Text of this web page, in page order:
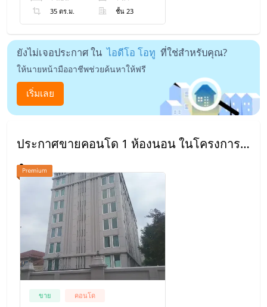
35 ตร.ม.
ชั้น 23
ยังไม่เจอประกาศ ใน ไอดีโอ โอทู ที่ใช่สำหรับคุณ?
ให้นายหน้ามืออาชีพช่วยค้นหาให้ฟรี
เริ่มเลย
ประกาศขายคอนโด 1 ห้องนอน ในโครงการอื่นๆ ใกล้เคียง
ขาย คอนโด